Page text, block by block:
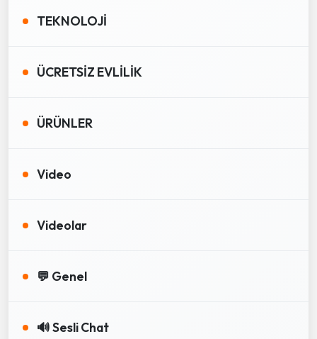
TEKNOLOJİ
ÜCRETSİZ EVLİLİK
ÜRÜNLER
Video
Videolar
💬 Genel
🔊 Sesli Chat